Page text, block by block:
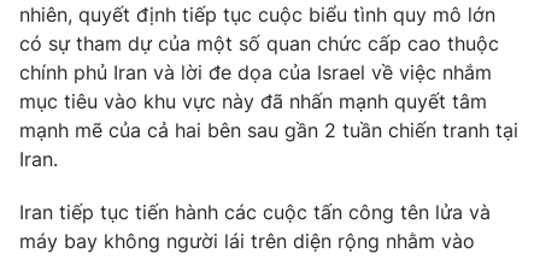
® Cấm sao chép dưới mọi hình thức nếu không có sự chấp
thuận bằng văn bản. Ghi rõ nguồn VTV.vn khi phát hành lại
nhiên, quyết định tiếp tục cuộc biểu tình quy mô lớn
có sự tham dự của một số quan chức cấp cao thuộc
chính phủ Iran và lời đe dọa của Israel về việc nhắm
mục tiêu vào khu vực này đã nhấn mạnh quyết tâm
mạnh mẽ của cả hai bên sau gần 2 tuần chiến tranh tại
Iran.
Iran tiếp tục tiến hành các cuộc tấn công tên lửa và
máy bay không người lái trên diện rộng nhằm vào